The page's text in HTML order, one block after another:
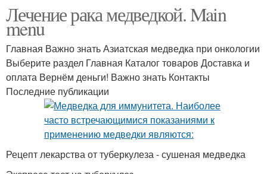
Лечение рака медведкой. Main
menu
Главная Важно знать Азиатская медведка при онкологии
Выберите раздел Главная Каталог товаров Доставка и
оплата Вернём деньги! Важно знать Контакты
Последние публикации
Рецепт лекарства от туберкулеза - сушеная медведка